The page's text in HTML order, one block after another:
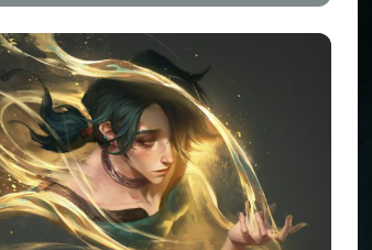
正在生成支付二维码...